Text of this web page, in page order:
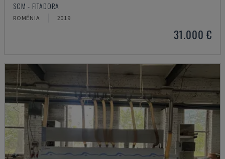
SCM - FITADORA
ROMÉNIA 2019
31.000 €